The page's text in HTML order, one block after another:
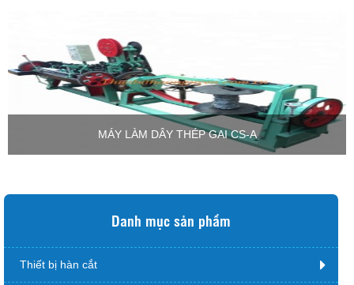
MÁY LÀM DÂY THÉP GAI CS-A
Danh mục sản phẩm
Thiết bị hàn cắt